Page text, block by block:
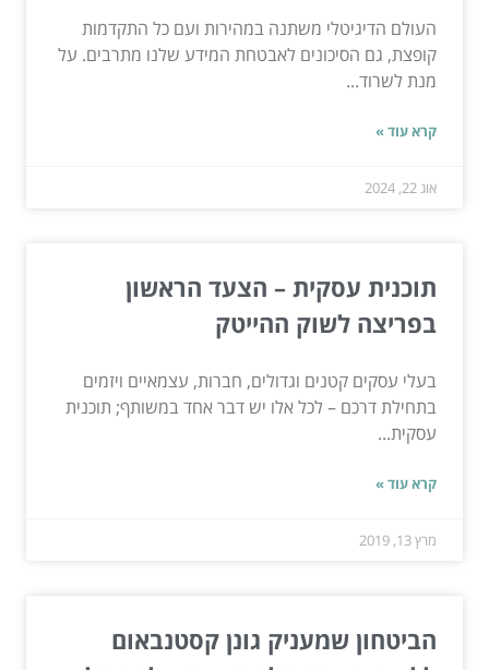
העולם הדיגיטלי משתנה במהירות ועם כל התקדמות
קופצת, גם הסיכונים לאבטחת המידע שלנו מתרבים. על
מנת לשרוד...
קרא עוד »
אוג 22, 2024
תוכנית עסקית – הצעד הראשון
בפריצה לשוק ההייטק
בעלי עסקים קטנים וגדולים, חברות, עצמאיים ויזמים
בתחילת דרכם – לכל אלו יש דבר אחד במשותף; תוכנית
עסקית...
קרא עוד »
מרץ 13, 2019
הביטחון שמעניק גונן קסטנבאום